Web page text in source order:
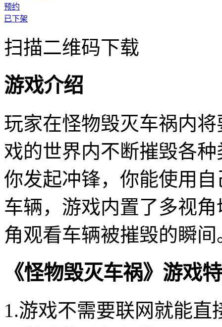
预约
已下架
扫描二维码下载
游戏介绍
玩家在怪物毁灭车祸内
戏的世界内不断摧毁各
你发起冲锋，你能使用
车辆，游戏内置了多视
角观看车辆被摧毁的瞬间
《怪物毁灭车祸》游戏
1.游戏不需要联网就能